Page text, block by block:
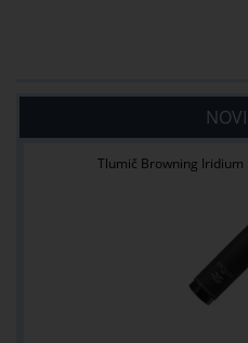
Tlumič Browning Iridium